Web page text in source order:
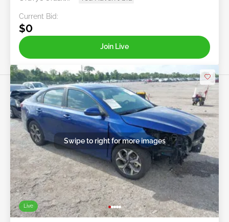
Current Bid:
$0
Join Live
Live
Swipe to right for more images